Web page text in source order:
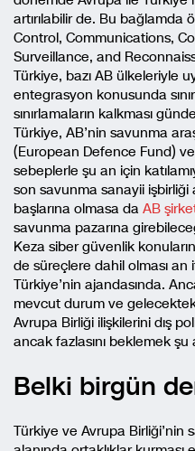
artırılabilir de. Bu bağlamda
Control, Communications,
Surveillance, and
Türkiye, bazı AB ülkeleriyle
entegrasyon konusunda
sınırlamaların kalkması
Türkiye, AB’nin savunma
(European Defence Fund)
sebeplerle şu an için
son savunma sanayii işbirliği
başlarına olmasa da AB
savunma pazarına
Keza siber güvenlik
de süreçlere dahil olması an
Türkiye’nin ajandasında.
mevcut durum ve
Avrupa Birliği ilişkilerini dış
ancak fazlasını beklemek
Belki birgün
Türkiye ve Avrupa